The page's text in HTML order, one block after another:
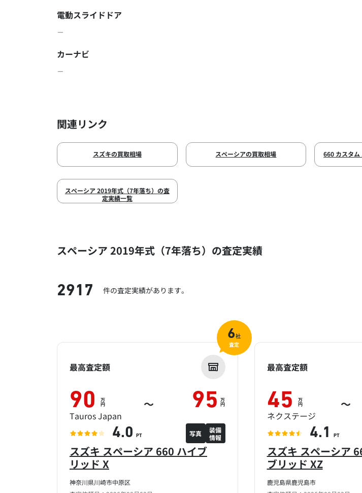
電動スライドドア
－
カーナビ
－
関連リンク
スズキの買取相場 スペーシアの買取相場
660 カスタム
スペーシア 2019年式（7年落ち）の査
定実績一覧
スペーシア 2019年式（7年落ち）の査定実績
2917 件の査定実績があります。
神奈川県川崎市中原区
スズキ スペーシア 660 ハイブ
リッド X
最高査定額
90 万
円 ～ 95 万
円
Tauros Japan
4.0 PT 写真
装備
情報
6社
査定
鹿児島県鹿児島市
スズキ スペーシア
ブリッド XZ
最高査定額
45 万
円 ～
ネクステージ
4.1 PT